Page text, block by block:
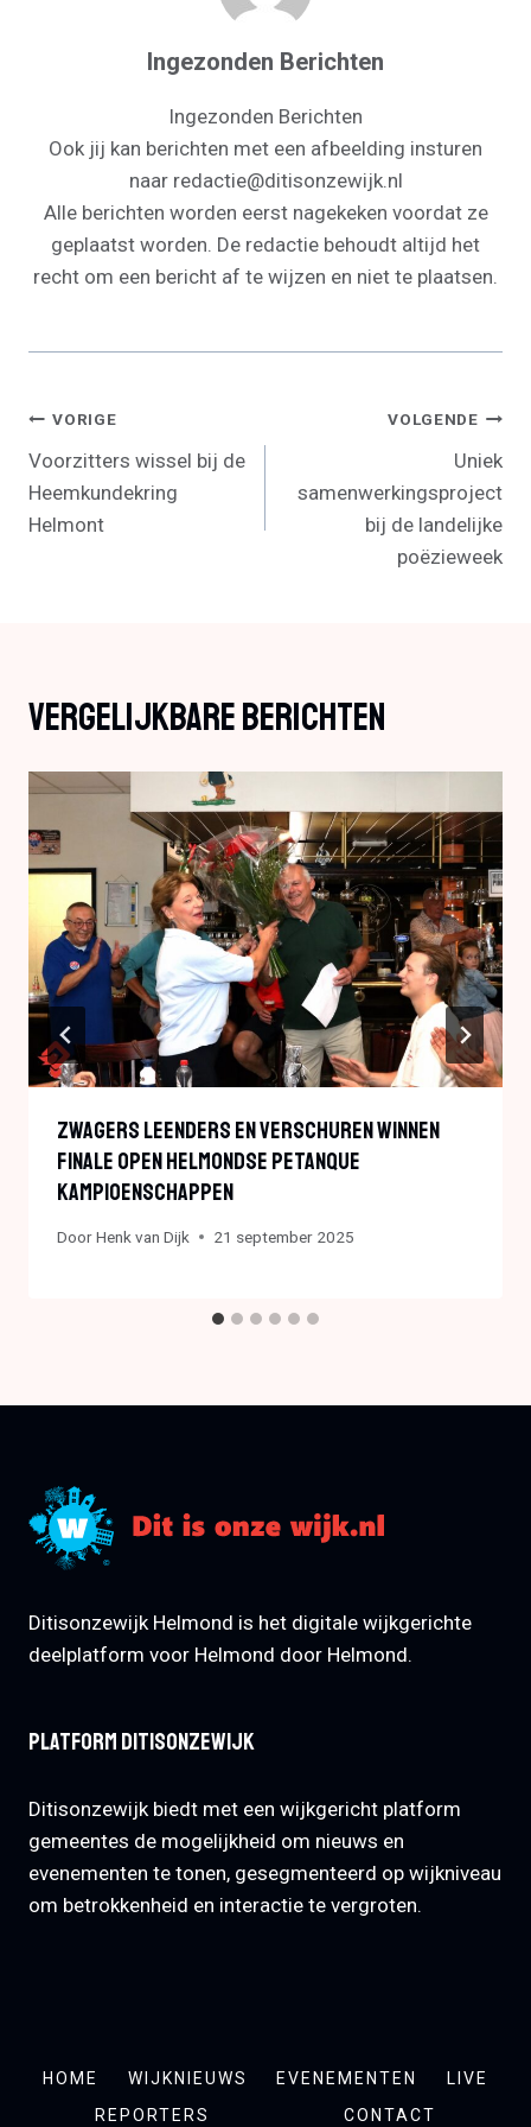
Ingezonden Berichten
Ingezonden Berichten
Ook jij kan berichten met een afbeelding insturen
naar redactie@ditisonzewijk.nl
Alle berichten worden eerst nagekeken voordat ze
geplaatst worden. De redactie behoudt altijd het
recht om een bericht af te wijzen en niet te plaatsen.
Bericht
Navigatie
VORIGE
Voorzitters wissel bij de
Heemkundekring
Helmont
VOLGENDE
Uniek
samenwerkingsproject
bij de landelijke
poëzieweek
Vergelijkbare Berichten
Zwagers Leenders En Verschuren Winnen
Finale Open Helmondse Petanque
Kampioenschappen
DoorHenk van Dijk 21 september 2025
Ditisonzewijk Helmond is het digitale wijkgerichte
deelplatform voor Helmond door Helmond.
Platform Ditisonzewijk
Ditisonzewijk biedt met een wijkgericht platform
gemeentes de mogelijkheid om nieuws en
evenementen te tonen, gesegmenteerd op wijkniveau
om betrokkenheid en interactie te vergroten.
HOME WIJKNIEUWS EVENEMENTEN
LIVE
REPORTERS
CONTACT